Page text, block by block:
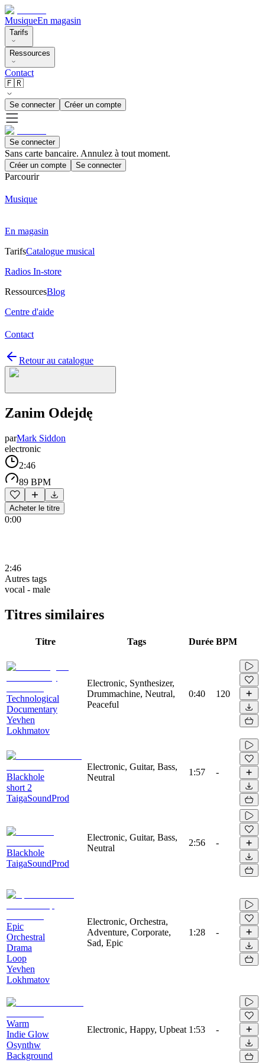
MusiqueEn magasin
Tarifs
Ressources
Contact
🇫🇷
Se connecter Créer un compte
Se connecter
Sans carte bancaire. Annulez à tout moment.
Créer un compte Se connecter
Parcourir
Musique
En magasin
TarifsCatalogue musical
Radios In-store
RessourcesBlog
Centre d'aide
Contact
Retour au catalogue
Zanim Odejdę
parMark Siddon
electronic
2:46
89 BPM
Acheter le titre
0:00
2:46
Autres tags
vocal - male
Titres similaires
Titre Tags Durée BPM
Technological
Documentary
Yevhen
Lokhmatov
Electronic, Synthesizer,
Drummachine, Neutral,
Peaceful
0:40 120
Blackhole
short 2
TaigaSoundProd
Electronic, Guitar, Bass,
Neutral
1:57 -
Blackhole
TaigaSoundProd
Electronic, Guitar, Bass,
Neutral
2:56 -
Epic
Orchestral
Drama
Loop
Yevhen
Lokhmatov
Electronic, Orchestra,
Adventure, Corporate,
Sad, Epic
1:28 -
Warm
Indie Glow
Osynthw
Background
Electronic, Happy, Upbeat 1:53 -